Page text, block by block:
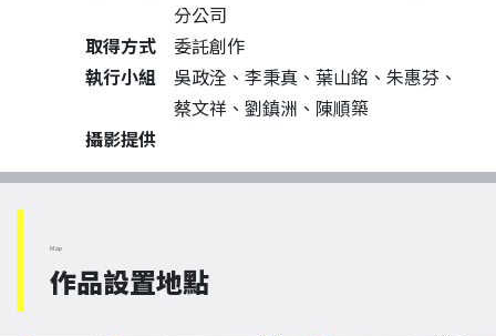
分公司
取得方式
委託創作
執行小組
吳政洤、李秉真、葉山銘、朱惠芬、
蔡文祥、劉鎮洲、陳順築
攝影提供
Map
作品設置地點